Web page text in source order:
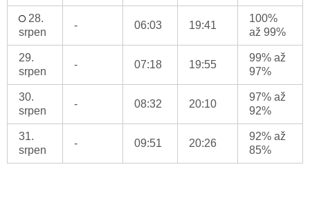
28.
srpen
- 06:03 19:41
100%
až 99%
29.
srpen
- 07:18 19:55
99% až
97%
30.
srpen
- 08:32 20:10
97% až
92%
31.
srpen
- 09:51 20:26
92% až
85%